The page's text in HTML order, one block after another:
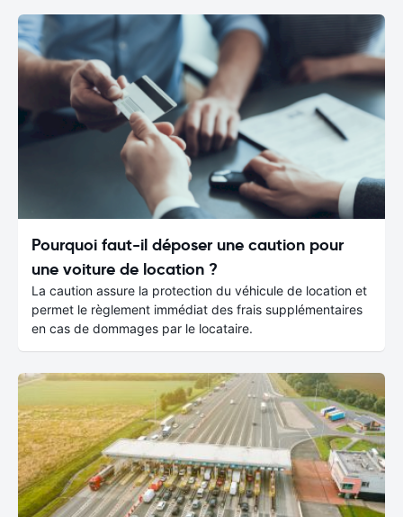
Pourquoi faut-il déposer une caution pour
une voiture de location ?
La caution assure la protection du véhicule de location et
permet le règlement immédiat des frais supplémentaires
en cas de dommages par le locataire.